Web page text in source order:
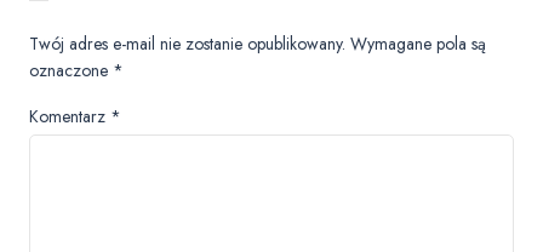
Twój adres e-mail nie zostanie opublikowany. Wymagane pola są
oznaczone *
Komentarz *